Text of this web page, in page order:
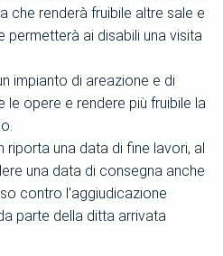
che renderà fruibile altre sale e
permetterà ai disabili una visita
impianto di areazione e di
le opere e rendere più fruibile la
riporta una data di fine lavori, al
una data di consegna anche
contro l'aggiudicazione
parte della ditta arrivata